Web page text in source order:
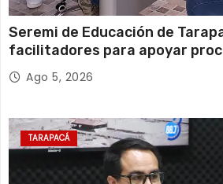
Seremi de Educación de
facilitadores para apoyar
Escolar 2027
Ago 5, 2026
TARAPACÁ